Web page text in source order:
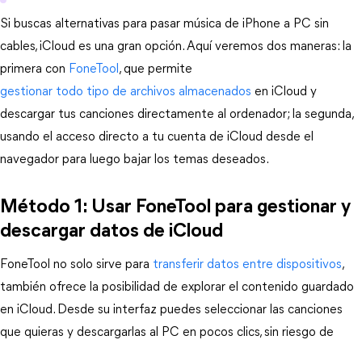
Si buscas alternativas para pasar música de iPhone a PC sin
cables, iCloud es una gran opción. Aquí veremos dos maneras: la
primera con FoneTool , que permite
gestionar todo tipo de archivos almacenados en iCloud y
descargar tus canciones directamente al ordenador; la segunda,
usando el acceso directo a tu cuenta de iCloud desde el
navegador para luego bajar los temas deseados.
Método 1: Usar FoneTool para gestionar y
descargar datos de iCloud
FoneTool no solo sirve para transferir datos entre dispositivos,
también ofrece la posibilidad de explorar el contenido guardado
en iCloud. Desde su interfaz puedes seleccionar las canciones
que quieras y descargarlas al PC en pocos clics, sin riesgo de